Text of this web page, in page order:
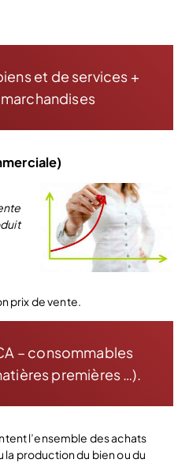
et de services +
prix de vente.
– consommables
premières …).
l’ensemble des achats
production du bien ou du